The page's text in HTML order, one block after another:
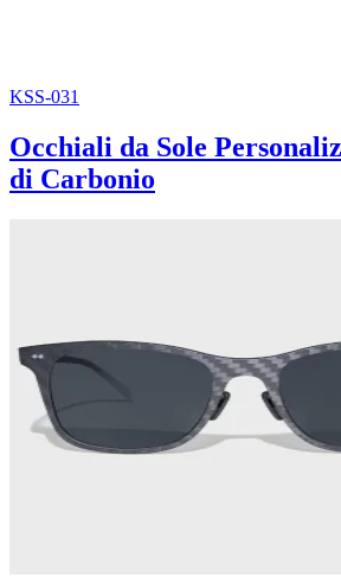
KSS-031
Occhiali da Sole
di Carbonio